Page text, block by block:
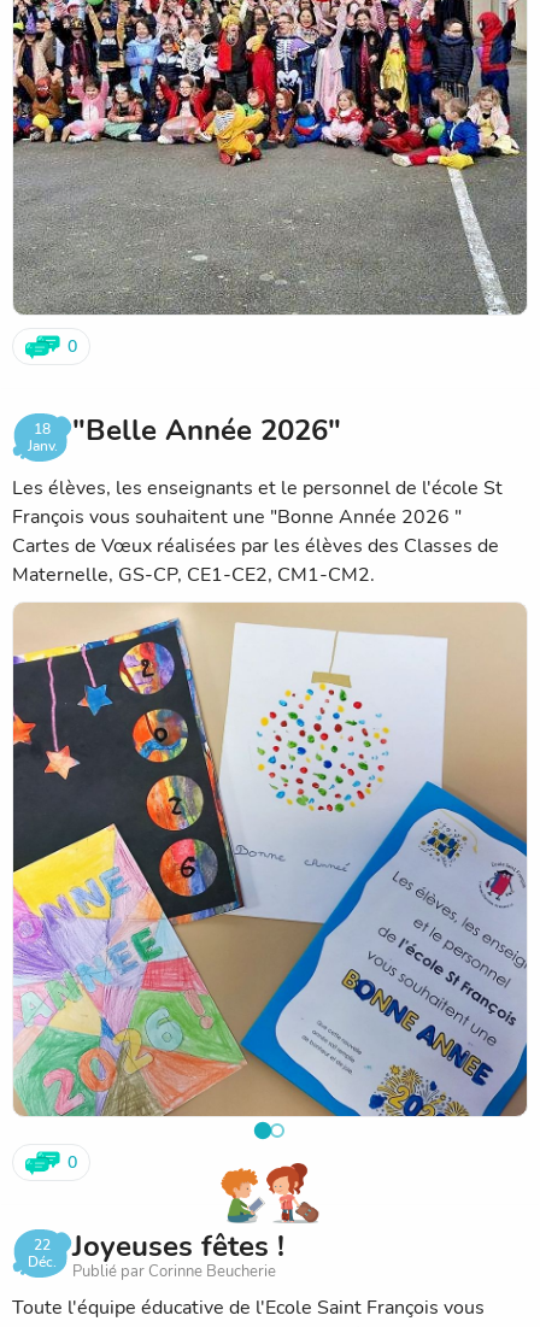
0
18
Janv.
"Belle Année 2026"
Les élèves, les enseignants et le personnel de l'école St
François vous souhaitent une "Bonne Année 2026 "
Cartes de Vœux réalisées par les élèves des Classes de
Maternelle, GS-CP, CE1-CE2, CM1-CM2.
0
22
Déc.
Joyeuses fêtes !
Publié par Corinne Beucherie
Toute l'équipe éducative de l'Ecole Saint François vous